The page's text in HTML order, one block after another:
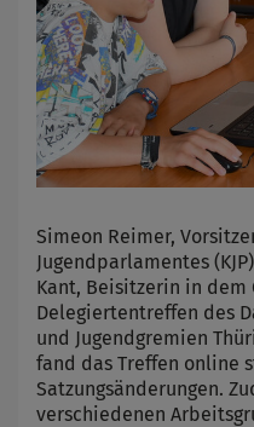
Simeon Reimer,
Jugendparlamentes
Kant, Beisitzerin in dem
Delegiertentreffen des
und Jugendgremien
fand das Treffen online
Satzungsänderungen.
verschiedenen